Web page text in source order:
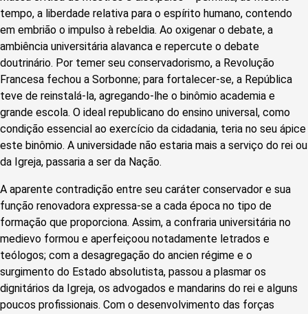
tempo, a liberdade relativa para o espírito humano, contendo
em embrião o impulso à rebeldia. Ao oxigenar o debate, a
ambiência universitária alavanca e repercute o debate
doutrinário. Por temer seu conservadorismo, a Revolução
Francesa fechou a Sorbonne; para fortalecer-se, a República
teve de reinstalá-la, agregando-lhe o binômio academia e
grande escola. O ideal republicano do ensino universal, como
condição essencial ao exercício da cidadania, teria no seu ápice
este binômio. A universidade não estaria mais a serviço do rei ou
da Igreja, passaria a ser da Nação.
A aparente contradição entre seu caráter conservador e sua
função renovadora expressa-se a cada época no tipo de
formação que proporciona. Assim, a confraria universitária no
medievo formou e aperfeiçoou notadamente letrados e
teólogos; com a desagregação do ancien régime e o
surgimento do Estado absolutista, passou a plasmar os
dignitários da Igreja, os advogados e mandarins do rei e alguns
poucos profissionais. Com o desenvolvimento das forças